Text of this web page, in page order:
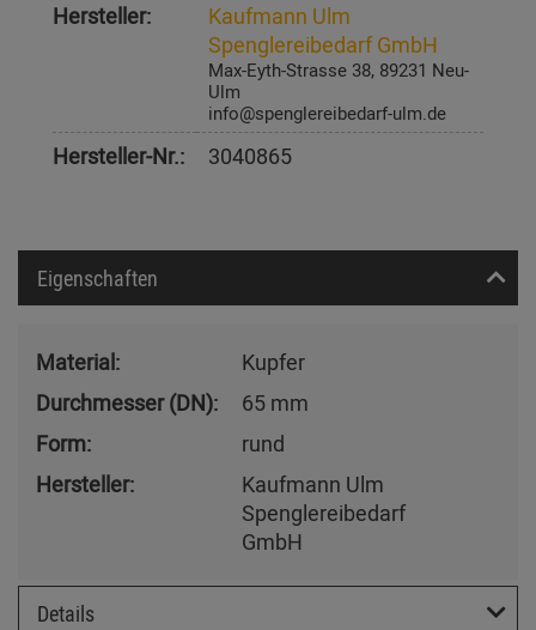
Hersteller:
Kaufmann Ulm
Spenglereibedarf GmbH
Max-Eyth-Strasse 38, 89231 Neu-
Ulm
info@spenglereibedarf-ulm.de
Hersteller-Nr.: 3040865
Eigenschaften
Material:
Kupfer
Durchmesser (DN):
65 mm
Form:
rund
Hersteller:
Kaufmann Ulm
Spenglereibedarf
GmbH
Details